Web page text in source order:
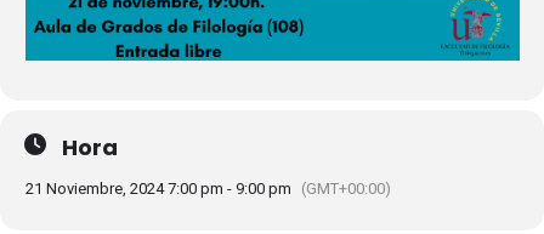
Hora
21 Noviembre, 2024 7:00 pm - 9:00 pm (GMT+00:00)